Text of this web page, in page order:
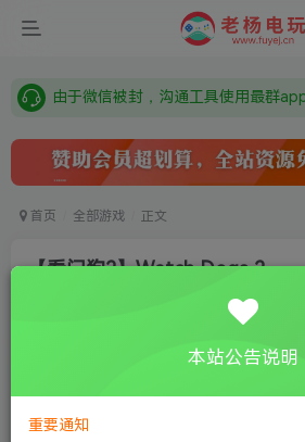
首页 全部游戏 正文
【看门狗2】Watch Dogs 2
【看门狗2】Watch Dogs 2
付费资源
本站公告说明
重要通知